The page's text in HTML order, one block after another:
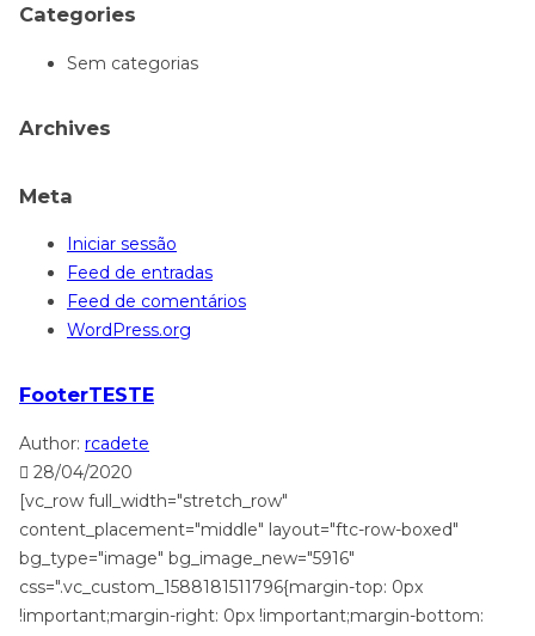
Categories
Sem categorias
Archives
Meta
Iniciar sessão
Feed de entradas
Feed de comentários
WordPress.org
FooterTESTE
Author: rcadete
28/04/2020
[vc_row full_width="stretch_row"
content_placement="middle" layout="ftc-row-boxed"
bg_type="image" bg_image_new="5916"
css=".vc_custom_1588181511796{margin-top: 0px
!important;margin-right: 0px !important;margin-bottom: